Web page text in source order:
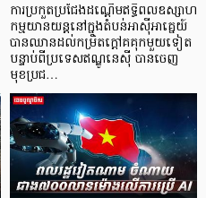
ការប្រកួតប្រជែងដណ្តើមឥទ្ធិពលឧស្សាហ
កម្មយានយន្តនៅក្នុងតំបន់អាស៊ីអាគ្នេយ៍
បានឈានដល់កម្រិតក្ដៅគគុកមួយទៀត
បន្ទាប់ពីប្រទេសឥណ្ឌូនេស៊ី បានចេញ
មុខប្រជ…